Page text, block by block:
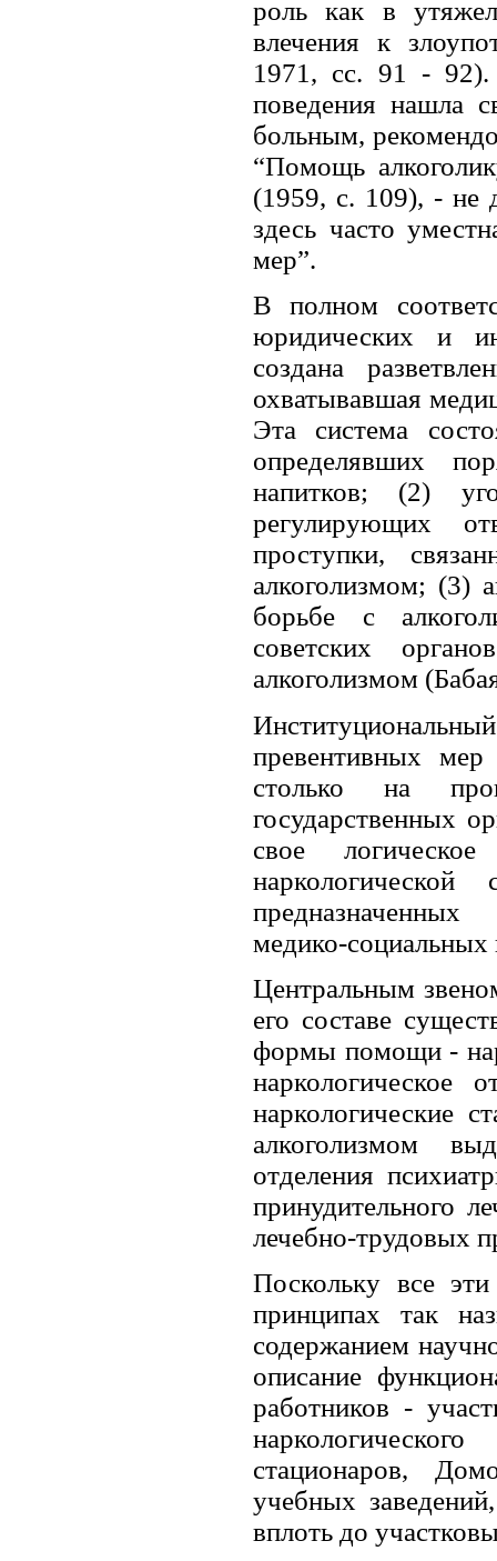
роль как в
влечения к
1971, сс. 91 - 92).
поведения нашла
больным,
“Помощь
(1959, с. 109), - не
здесь часто
мер”.
В полном
юридических и
создана
охватывавшая
Эта система
определявших
напитков; (2)
регулирующих
проступки,
алкоголизмом; (3)
борьбе с
советских
алкоголизмом
превентивных
столько на
государственных
свое
медико-
Центральным
его составе
формы помощи -
наркологическое
наркологические
алкоголизмом
отделения
принудительного
лечебно-трудовых
Поскольку все
принципах так
содержанием
описание
работников -
стационаров,
учебных
вплоть до